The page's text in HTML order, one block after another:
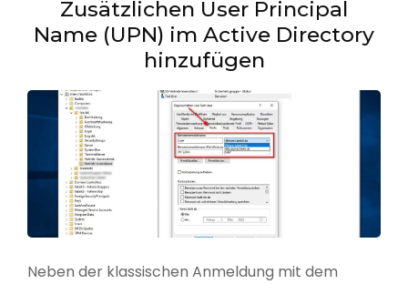
Zusätzlichen User Principal
Name (UPN) im Active Directory
hinzufügen
Neben der klassischen Anmeldung mit dem